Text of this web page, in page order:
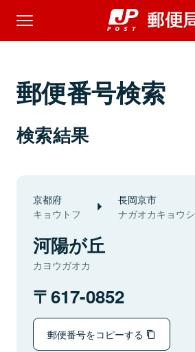
郵便番号検索
検索結果
京都府
キョウトフ
長岡京市
ナガオカキョウシ
河陽が丘
カヨウガオカ
617-0852
郵便番号をコピーする